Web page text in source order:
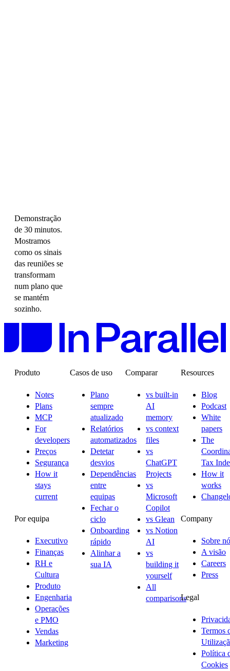
Demonstração
de 30 minutos.
Mostramos
como os sinais
das reuniões se
transformam
num plano que
se mantém
sozinho.
Produto
Notes
Plans
MCP
For
developers
Preços
Segurança
How it
stays
current
Por equipa
Executivo
Finanças
RH e
Cultura
Produto
Engenharia
Operações
e PMO
Vendas
Marketing
Casos de uso
Plano
sempre
atualizado
Relatórios
automatizados
Detetar
desvios
Dependências
entre
equipas
Fechar o
ciclo
Onboarding
rápido
Alinhar a
sua IA
Comparar
vs built-in
AI
memory
vs context
files
vs
ChatGPT
Projects
vs
Microsoft
Copilot
vs Glean
vs Notion
AI
vs
building it
yourself
All
comparisons
Resources
Blog
Podcast
White
papers
The
Tax
How it
works
Company
Sobre
A visão
Careers
Press
Legal
Termos
Política
Cookies